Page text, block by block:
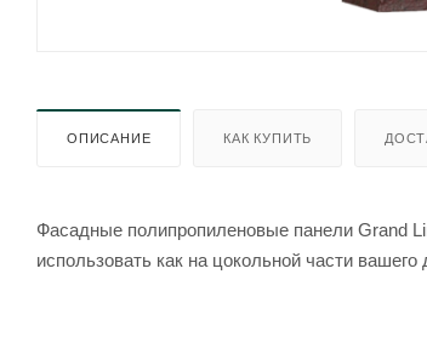
ОПИСАНИЕ КАК КУПИТЬ
Фасадные полипропиленовые панели Grand
использовать как на цокольной части